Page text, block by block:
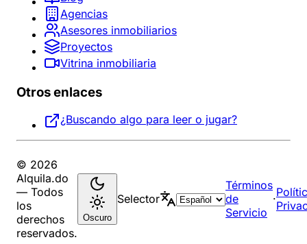
Agencias
Asesores inmobiliarios
Proyectos
Vitrina inmobiliaria
Otros enlaces
¿Buscando algo para leer o jugar?
© 2026
Alquila.do
— Todos
los
derechos
reservados.
Oscuro
Selector
Términos
de
Servicio
·